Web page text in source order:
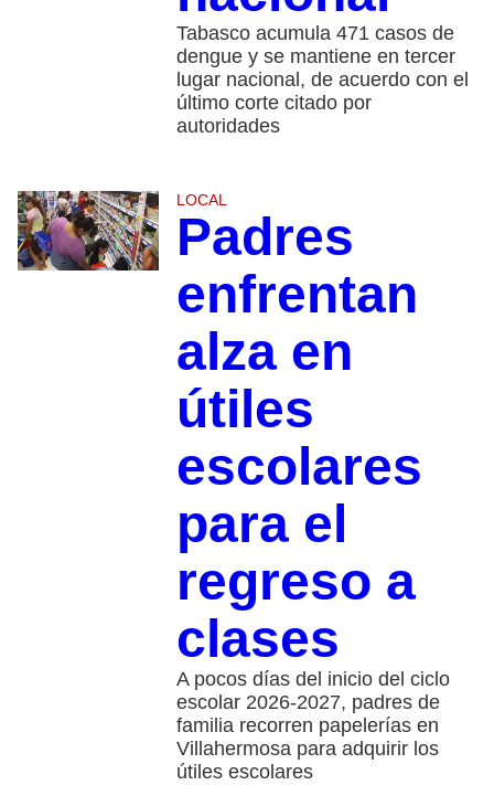
Tabasco acumula 471 casos de
dengue y se mantiene en tercer
lugar nacional, de acuerdo con el
último corte citado por
autoridades
LOCAL
Padres
enfrentan
alza en
útiles
escolares
para el
regreso a
clases
A pocos días del inicio del ciclo
escolar 2026-2027, padres de
familia recorren papelerías en
Villahermosa para adquirir los
útiles escolares